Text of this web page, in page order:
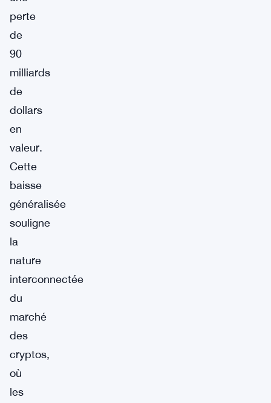
perte
de
90
milliards
de
dollars
en
valeur.
Cette
baisse
généralisée
souligne
la
nature
interconnectée
du
marché
des
cryptos,
où
les